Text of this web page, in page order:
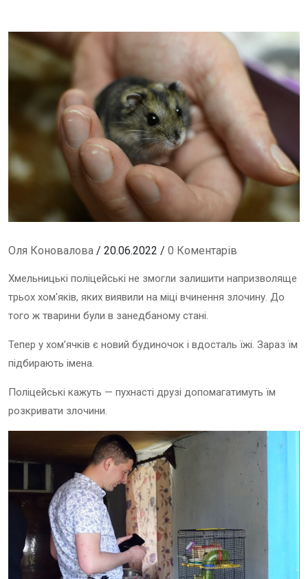
Оля Коновалова / 20.06.2022 / 0 Коментарів
Хмельницькі поліцейські не змогли залишити напризволяще
трьох хом'яків, яких виявили на міці вчинення злочину. До
того ж тварини були в занедбаному стані.
Тепер у хом’ячків є новий будиночок і вдосталь їжі. Зараз їм
підбирають імена.
Поліцейські кажуть — пухнасті друзі допомагатимуть їм
розкривати злочини.